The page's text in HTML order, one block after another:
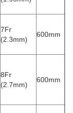
7Fr
(2.3mm)
600mm
8Fr
(2.7mm)
600mm